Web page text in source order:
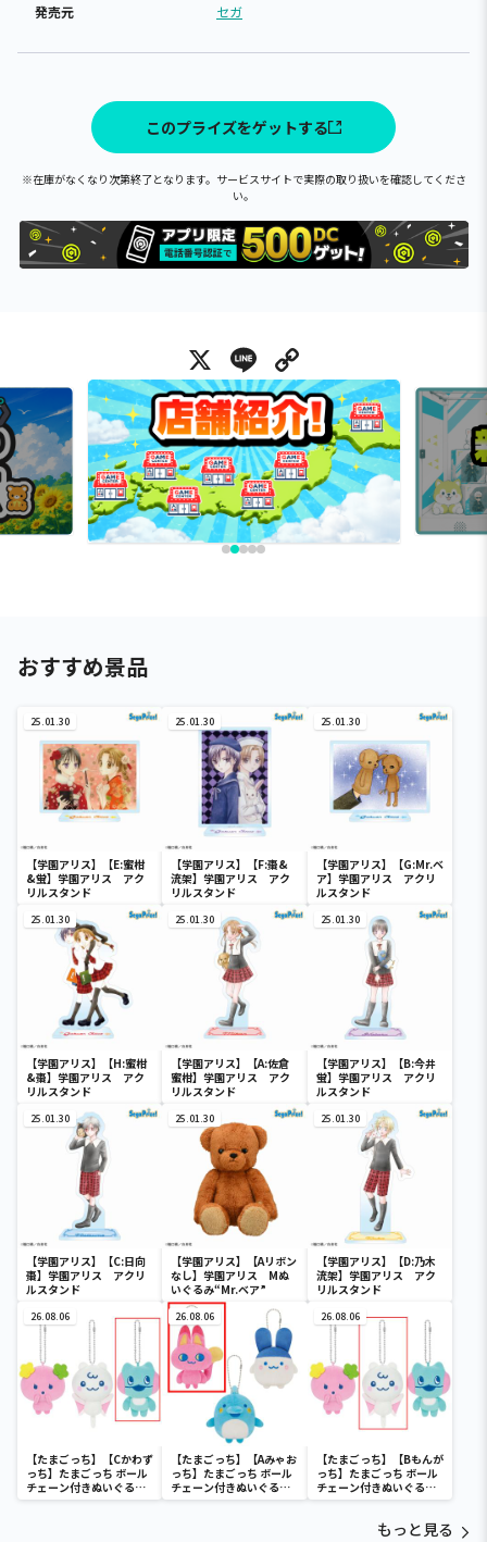
発売元 セガ
このプライズをゲットする
※在庫がなくなり次第終了となります。サービスサイトで実際の取り扱いを確認してくださ
い。
X Line
おすすめ景品
25.01.30
【学園アリス】【E:蜜柑
&蛍】学園アリス アク
リルスタンド
25.01.30
【学園アリス】【F:棗&
流架】学園アリス アク
リルスタンド
25.01.30
【学園アリス】【G:Mr.ベ
ア】学園アリス アクリ
ルスタンド
25.01.30
【学園アリス】【H:蜜柑
&棗】学園アリス アク
リルスタンド
25.01.30
【学園アリス】【A:佐倉
蜜柑】学園アリス アク
リルスタンド
25.01.30
【学園アリス】【B:今井
蛍】学園アリス アクリ
ルスタンド
25.01.30
【学園アリス】【C:日向
棗】学園アリス アクリ
ルスタンド
25.01.30
【学園アリス】【Aリボン
なし】学園アリス Mぬ
いぐるみ“Mr.ベア”
25.01.30
【学園アリス】【D:乃木
流架】学園アリス アク
リルスタンド
26.08.06
【たまごっち】【Cかわず
っち】たまごっち ボール
チェーン付きぬいぐるみ
～Tamagotchi
26.08.06
【たまごっち】【Aみゃお
っち】たまごっち ボール
チェーン付きぬいぐるみ
～Tamagotchi
26.08.06
【たまごっち】【Bもんが
っち】たまごっち ボール
チェーン付きぬいぐるみ
～Tamagotchi
もっと見る